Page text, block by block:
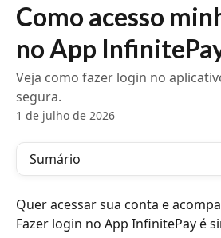
Como acesso
no App
Veja como fazer login no
segura.
1 de julho de 2026
Sumário
Quer acessar sua conta e
Fazer login no App InfinitePay é